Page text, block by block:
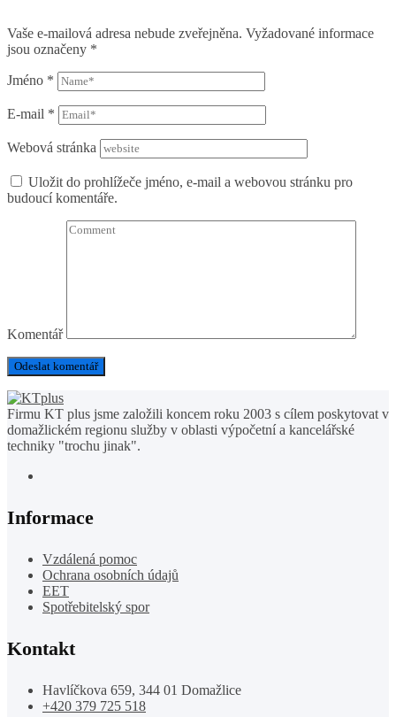
Vaše e-mailová adresa nebude zveřejněna. Vyžadované informace
jsou označeny *
Jméno *
E-mail *
Webová stránka
Uložit do prohlížeče jméno, e-mail a webovou stránku pro
budoucí komentáře.
Komentář
Firmu KT plus jsme založili koncem roku 2003 s cílem poskytovat v
domažlickém regionu služby v oblasti výpočetní a kancelářské
techniky "trochu jinak".
Informace
Vzdálená pomoc
Ochrana osobních údajů
EET
Spotřebitelský spor
Kontakt
Havlíčkova 659, 344 01 Domažlice
+420 379 725 518